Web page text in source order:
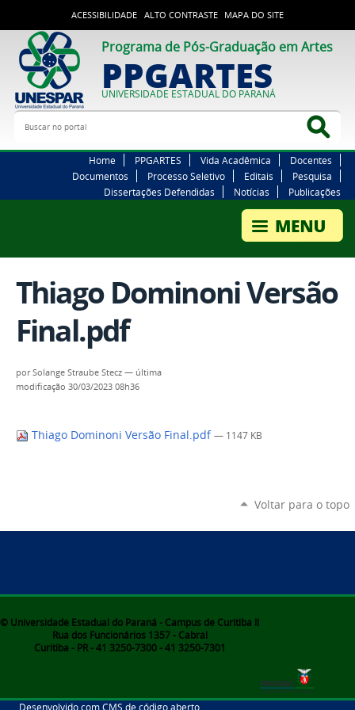
ACESSIBILIDADE ALTO CONTRASTE MAPA DO SITE
Programa de Pós-Graduação em Artes
PPGARTES
UNIVERSIDADE ESTADUAL DO PARANÁ
Buscar no portal
Home PPGARTES Vida Acadêmica
Docentes
Documentos
Processo Seletivo Editais
Pesquisa
Dissertações Defendidas
Notícias Publicações
Thiago Dominoni Versão
Final.pdf
porSolange Straube Stecz — última
modificação 30/03/2023 08h36
Thiago Dominoni Versão Final.pdf — 1147 KB
Voltar para o topo
© Universidade Estadual do Paraná - Campus de Curitiba II
Rua dos Funcionários 1357 - Cabral
Curitiba - PR - 41 3250-7300 - 41 3250-7301
Desenvolvido com CMS de código aberto